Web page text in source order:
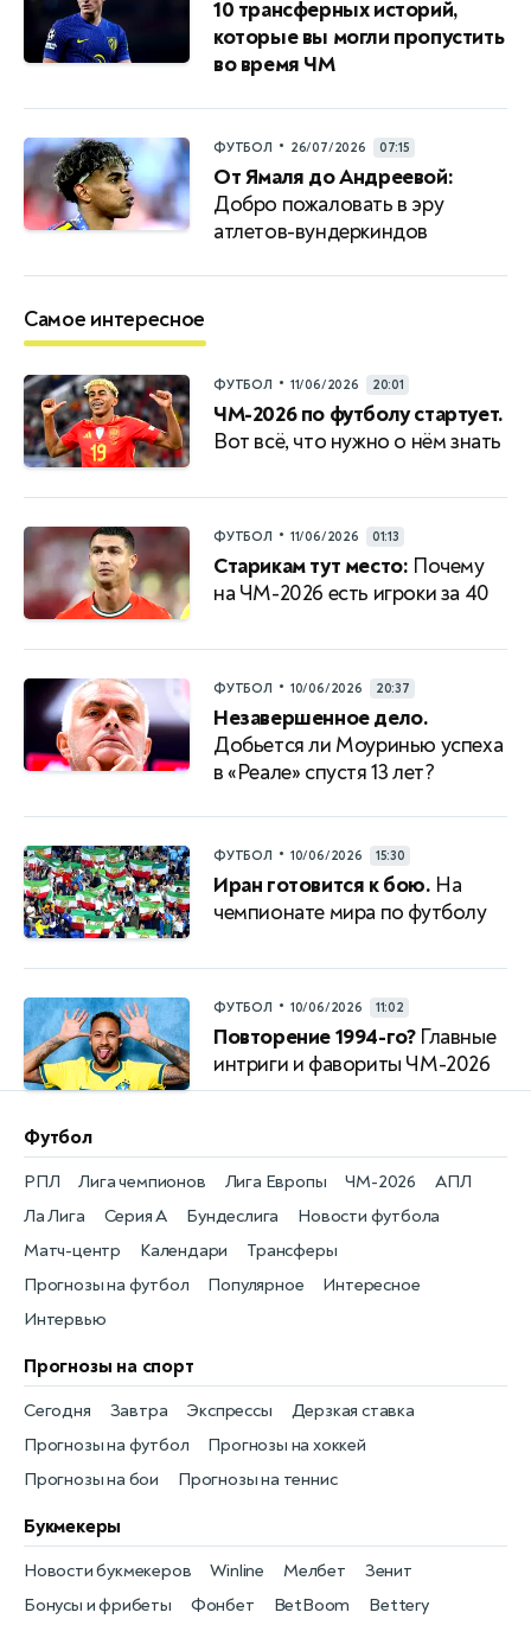
10 трансферных историй,
которые вы могли пропустить
во время ЧМ
ФУТБОЛ • 26/07/2026 07:15
От Ямаля до Андреевой:
Добро пожаловать в эру
атлетов-вундеркиндов
Самое интересное
ФУТБОЛ • 11/06/2026 20:01
ЧМ-2026 по футболу стартует.
Вот всё, что нужно о нём знать
ФУТБОЛ • 11/06/2026 01:13
Старикам тут место: Почему
на ЧМ-2026 есть игроки за 40
ФУТБОЛ • 10/06/2026 20:37
Незавершенное дело.
Добьется ли Моуринью успеха
в «Реале» спустя 13 лет?
ФУТБОЛ • 10/06/2026 15:30
Иран готовится к бою. На
чемпионате мира по футболу
ФУТБОЛ • 10/06/2026 11:02
Повторение 1994-го?Главные
интриги и фавориты ЧМ-2026
Футбол
Новости футбола
РПЛ
Матч-центр
Лига чемпионов
Календари
Лига Европы
Трансферы
ЧМ-2026
Прогнозы на футбол
АПЛ
Популярное
Ла Лига
Интересное
Серия А
Интервью
Бундеслига
Прогнозы на спорт
Прогнозы на футбол
Сегодня
Прогнозы на хоккей
Завтра
Прогнозы на бои
Экспрессы
Прогнозы на теннис
Дерзкая ставка
Букмекеры
Бонусы и фрибеты
Новости букмекеров
Фонбет
Winline
BetBoom
Мелбет
Bettery
Зенит